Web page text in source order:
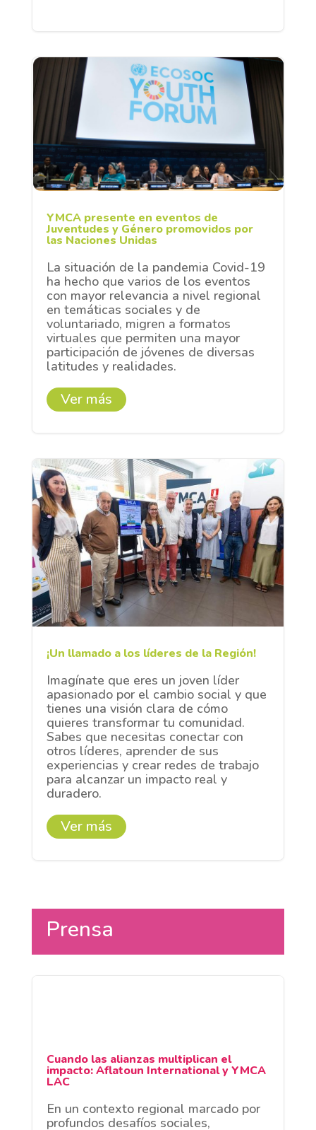
YMCA presente en eventos de
Juventudes y Género promovidos por
las Naciones Unidas
La situación de la pandemia Covid-19
ha hecho que varios de los eventos
con mayor relevancia a nivel regional
en temáticas sociales y de
voluntariado, migren a formatos
virtuales que permiten una mayor
participación de jóvenes de diversas
latitudes y realidades.
Ver más
¡Un llamado a los líderes de la Región!
Imagínate que eres un joven líder
apasionado por el cambio social y que
tienes una visión clara de cómo
quieres transformar tu comunidad.
Sabes que necesitas conectar con
otros líderes, aprender de sus
experiencias y crear redes de trabajo
para alcanzar un impacto real y
duradero.
Ver más
Prensa
Cuando las alianzas multiplican el
impacto: Aflatoun International y YMCA
LAC
En un contexto regional marcado por
profundos desafíos sociales,